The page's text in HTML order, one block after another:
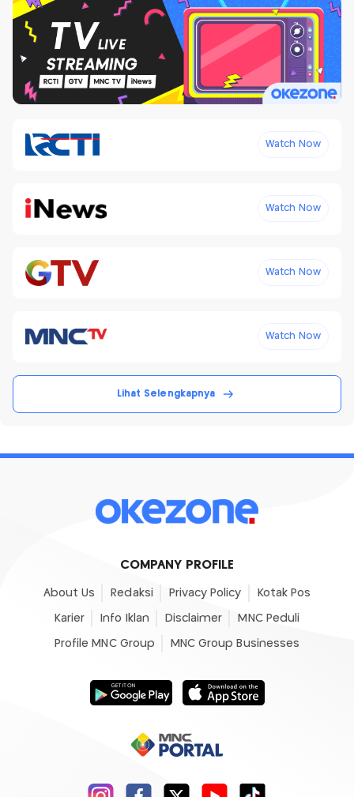
Watch Now
Watch Now
Watch Now
Watch Now
Lihat Selengkapnya
COMPANY PROFILE
About Us Redaksi Privacy Policy Kotak Pos
Karier Info Iklan Disclaimer MNC Peduli
Profile MNC Group MNC Group Businesses